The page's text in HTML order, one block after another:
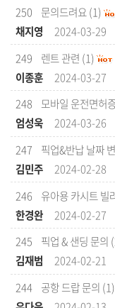
250
문의드려요(1)
채지영
2024-03-29
249
렌트 관련 (1)
이종훈
2024-03-27
248
모바일 운전면허
엄성욱
2024-03-26
247
픽업&반납 날짜
김민주
2024-02-28
246
유아용 카시트 빌
한경완
2024-02-27
245
픽업 & 샌딩 문의
김재범
2024-02-21
244 공항 드랍 문의 (1)